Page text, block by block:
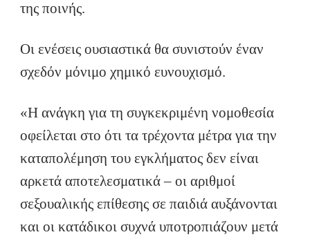
της ποινής.
Οι ενέσεις ουσιαστικά θα συνιστούν έναν
σχεδόν μόνιμο χημικό ευνουχισμό.
«Η ανάγκη για τη συγκεκριμένη νομοθεσία
οφείλεται στο ότι τα τρέχοντα μέτρα για την
καταπολέμηση του εγκλήματος δεν είναι
αρκετά αποτελεσματικά – οι αριθμοί
σεξουαλικής επίθεσης σε παιδιά αυξάνονται
και οι κατάδικοι συχνά υποτροπιάζουν μετά